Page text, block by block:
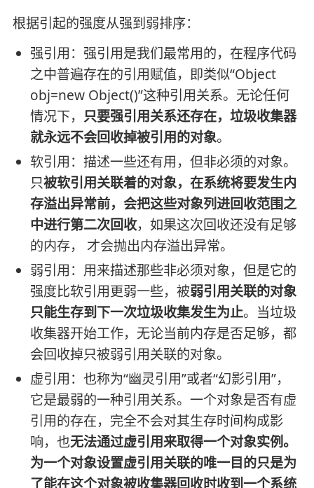
根据引起的强度从强到弱排序：
强引用：强引用是我们最常用的，在程序代码
之中普遍存在的引用赋值，即类似“Object
obj=new Object()”这种引用关系。无论任何
情况下， 只要强引用关系还存在，垃圾收集器
就永远不会回收掉被引用的对象。
软引用：描述一些还有用，但非必须的对象。
只被软引用关联着的对象，在系统将要发生内
存溢出异常前，会把这些对象列进回收范围之
中进行第二次回收，如果这次回收还没有足够
的内存， 才会抛出内存溢出异常。
弱引用：用来描述那些非必须对象，但是它的
强度比软引用更弱一些，被弱引用关联的对象
只能生存到下一次垃圾收集发生为止。当垃圾
收集器开始工作，无论当前内存是否足够，都
会回收掉只被弱引用关联的对象。
虚引用：也称为“幽灵引用”或者“幻影引用”，
它是最弱的一种引用关系。一个对象是否有虚
引用的存在，完全不会对其生存时间构成影
响，也无法通过虚引用来取得一个对象实例。
为一个对象设置虚引用关联的唯一目的只是为
了能在这个对象被收集器回收时收到一个系统